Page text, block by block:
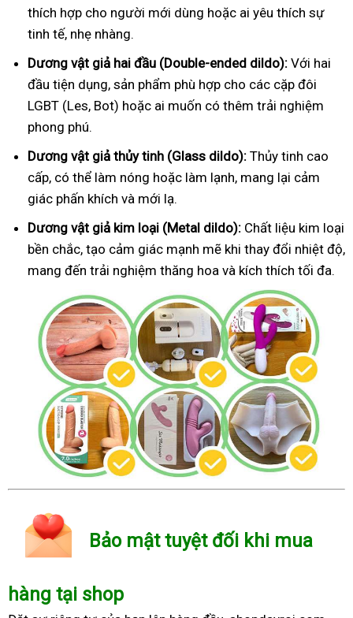
thích hợp cho người mới dùng hoặc ai yêu thích sự
tinh tế, nhẹ nhàng.
Dương vật giả hai đầu (Double-ended dildo): Với hai
đầu tiện dụng, sản phẩm phù hợp cho các cặp đôi
LGBT (Les, Bot) hoặc ai muốn có thêm trải nghiệm
phong phú.
Dương vật giả thủy tinh (Glass dildo): Thủy tinh cao
cấp, có thể làm nóng hoặc làm lạnh, mang lại cảm
giác phấn khích và mới lạ.
Dương vật giả kim loại (Metal dildo): Chất liệu kim loại
bền chắc, tạo cảm giác mạnh mẽ khi thay đổi nhiệt độ,
mang đến trải nghiệm thăng hoa và kích thích tối đa.
Bảo mật tuyệt đối khi mua
hàng tại shop